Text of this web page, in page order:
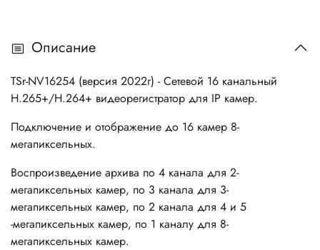
Описание
TSr-NV16254 (версия 2022г) - Сетевой 16 канальный
H.265+/H.264+ видеорегистратор для IP камер.
Подключение и отображение до 16 камер 8-
мегапиксельных.
Воспроизведение архива по 4 канала для 2-
мегапиксельных камер, по 3 канала для 3-
мегапиксельных камер, по 2 канала для 4 и 5
-мегапиксельных камер, по 1 каналу для 8-
мегапиксельных камер.